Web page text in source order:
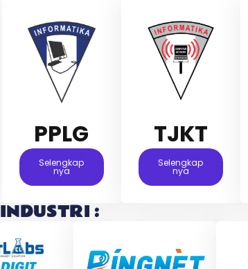
PPLG
Selengkap
Nya
TJKT
Selengkap
Nya
: